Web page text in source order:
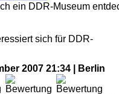
ein DDR-Museum
sich für DDR-
2007 21:34 | Berlin